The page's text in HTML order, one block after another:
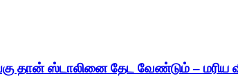
தான் ஸ்டாலினை தேட வேண்டும் – மரிய